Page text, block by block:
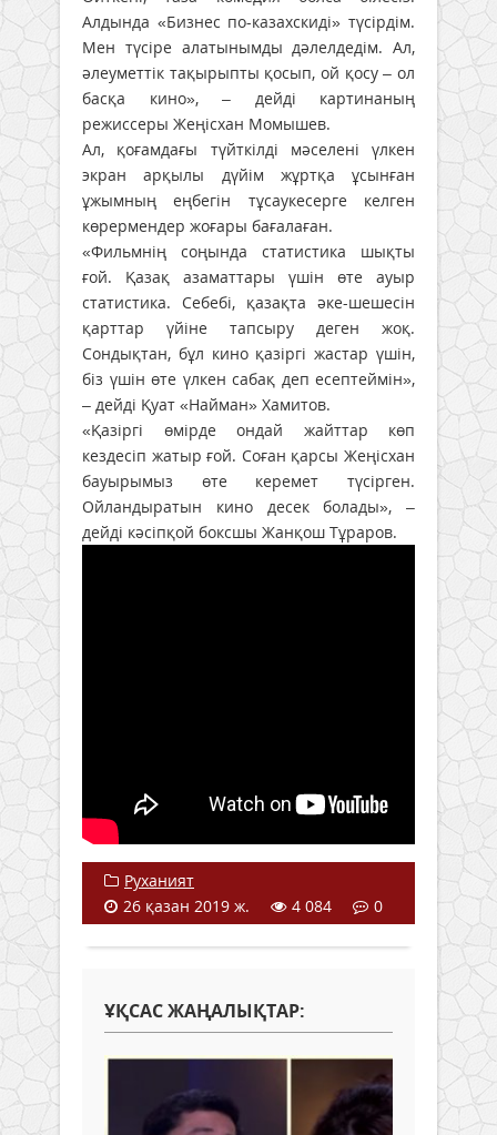
Алдында «Бизнес по-казахскиді» түсірдім.
Мен түсіре алатынымды дәлелдедім. Ал,
әлеуметтік тақырыпты қосып, ой қосу – ол
басқа кино», – дейді картинаның
режиссеры Жеңісхан Момышев.
Ал, қоғамдағы түйткілді мәселені үлкен
экран арқылы дүйім жұртқа ұсынған
ұжымның еңбегін тұсаукесерге келген
көрермендер жоғары бағалаған.
«Фильмнің соңында статистика шықты
ғой. Қазақ азаматтары үшін өте ауыр
статистика. Себебі, қазақта әке-шешесін
қарттар үйіне тапсыру деген жоқ.
Сондықтан, бұл кино қазіргі жастар үшін,
біз үшін өте үлкен сабақ деп есептеймін»,
– дейді Қуат «Найман» Хамитов.
«Қазіргі өмірде ондай жайттар көп
кездесіп жатыр ғой. Соған қарсы Жеңісхан
бауырымыз өте керемет түсірген.
Ойландыратын кино десек болады», –
дейді кәсіпқой боксшы Жанқош Тұраров.
Руханият
26 қазан 2019 ж.
4 084 0
ҰҚСАС ЖАҢАЛЫҚТАР: